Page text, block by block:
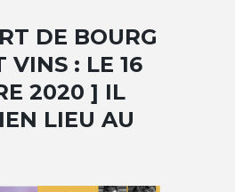
DE BOURG
VINS : LE 16
2020 ] IL
LIEU AU